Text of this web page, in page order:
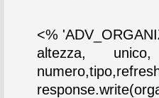
<%
altezza,